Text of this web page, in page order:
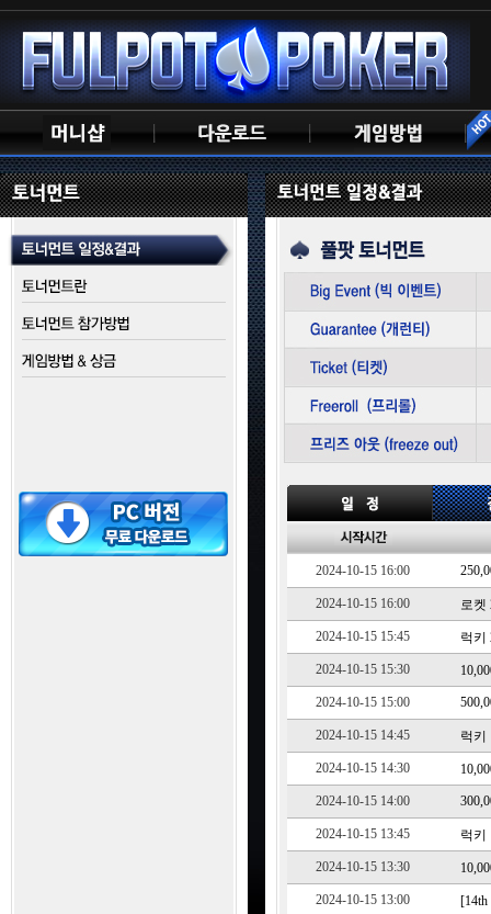
2024-10-15 16:00
2024-10-15 16:00 로켓
2024-10-15 15:45 럭키
2024-10-15 15:30
2024-10-15 15:00
2024-10-15 14:45 럭키
2024-10-15 14:30
2024-10-15 14:00
2024-10-15 13:45 럭키
2024-10-15 13:30
2024-10-15 13:00